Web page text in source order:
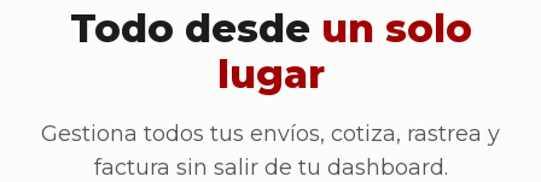
Todo desde un solo
lugar
Gestiona todos tus envíos, cotiza, rastrea y
factura sin salir de tu dashboard.